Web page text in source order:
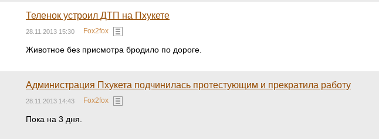
Теленок устроил ДТП на Пхукете
28.11.2013 15:30 Fox2fox
Животное без присмотра бродило по дороге.
Администрация Пхукета подчинилась протестующим и прекратила работу
28.11.2013 14:43 Fox2fox
Пока на 3 дня.